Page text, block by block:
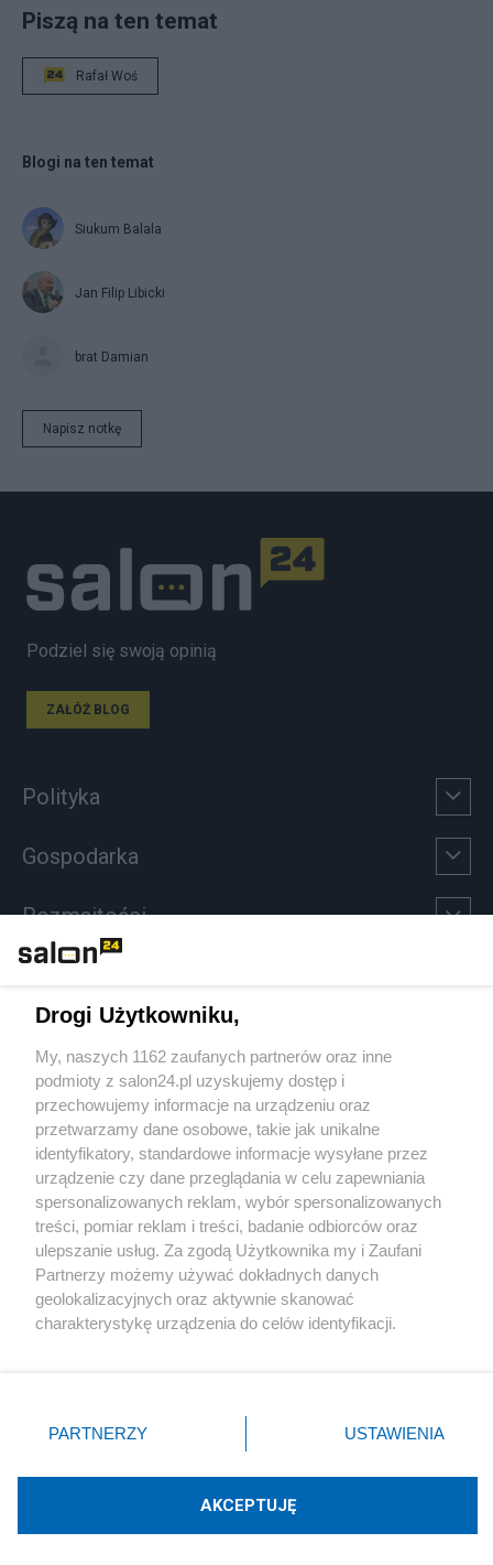
Piszą na ten temat
Rafał Woś
Blogi na ten temat
Siukum Balala
Jan Filip Libicki
brat Damian
Napisz notkę
Podziel się swoją opinią
ZAŁÓŻ BLOG
Polityka
Gospodarka
Rozmaitości
Sport
Społeczeństwo
Kultura
X Facebook Instagram Youtube
Technologię dostarcza:W3media.pl
Drogi Użytkowniku,
My, naszych 1162 zaufanych partnerów oraz inne
podmioty z salon24.pl uzyskujemy dostęp i
przechowujemy informacje na urządzeniu oraz
przetwarzamy dane osobowe, takie jak unikalne
identyfikatory, standardowe informacje wysyłane przez
urządzenie czy dane przeglądania w celu zapewniania
spersonalizowanych reklam, wybór spersonalizowanych
treści, pomiar reklam i treści, badanie odbiorców oraz
ulepszanie usług. Za zgodą Użytkownika my i Zaufani
Partnerzy możemy używać dokładnych danych
geolokalizacyjnych oraz aktywnie skanować
charakterystykę urządzenia do celów identyfikacji.
zmienić/wycofać klikając przycisk ustawień prywatności
znajdujący się w lewym dolnym rogu strony
rodzaje przetwarzania danych nie wymagają zgody
użytkownika, ale masz prawo sprzeciwić się takiemu
PARTNERZY USTAWIENIA
AKCEPTUJĘ